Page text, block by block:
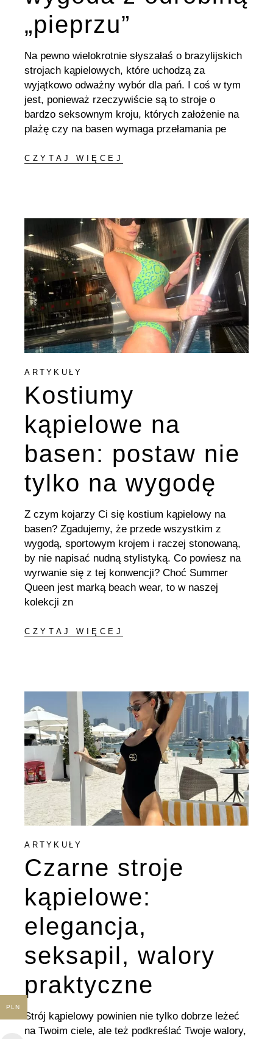
„pieprzu”
Na pewno wielokrotnie słyszałaś o brazylijskich
strojach kąpielowych, które uchodzą za
wyjątkowo odważny wybór dla pań. I coś w tym
jest, ponieważ rzeczywiście są to stroje o
bardzo seksownym kroju, których założenie na
plażę czy na basen wymaga przełamania pe
CZYTAJ WIĘCEJ
ARTYKUŁY
Kostiumy
kąpielowe na
basen: postaw nie
tylko na wygodę
Z czym kojarzy Ci się kostium kąpielowy na
basen? Zgadujemy, że przede wszystkim z
wygodą, sportowym krojem i raczej stonowaną,
by nie napisać nudną stylistyką. Co powiesz na
wyrwanie się z tej konwencji? Choć Summer
Queen jest marką beach wear, to w naszej
kolekcji zn
CZYTAJ WIĘCEJ
ARTYKUŁY
Czarne stroje
kąpielowe:
elegancja,
seksapil, walory
praktyczne
Strój kąpielowy powinien nie tylko dobrze leżeć
na Twoim ciele, ale też podkreślać Twoje walory,
PLN